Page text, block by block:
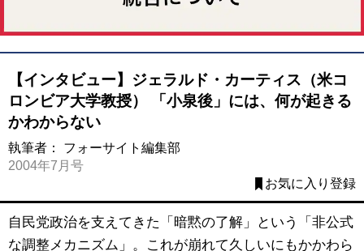
【インタビュー】ジェラルド・カーティス（米コ
ロンビア大学教授） 「小泉後」には、何が起きる
かわからない
執筆者： フォーサイト編集部
2004年7月号
お気に入り登録
自民党政治を支えてきた「暗黙の了解」という「非公式
な調整メカニズム」。これが崩れて久しいにもかかわら